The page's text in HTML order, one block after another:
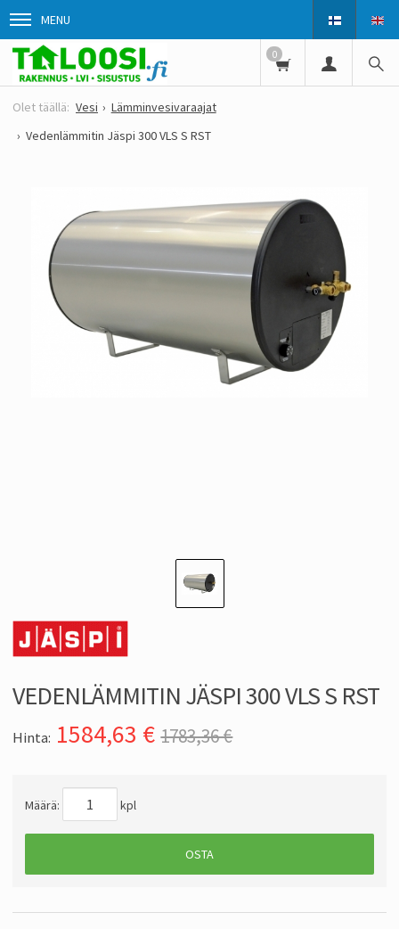
MENU
0
Vesi
Lämminvesivaraajat
Vedenlämmitin Jäspi 300 VLS S RST
VEDENLÄMMITIN JÄSPI 300 VLS S RST
Hinta: 1584,63 € 1783,36 €
Määrä: kpl
OSTA